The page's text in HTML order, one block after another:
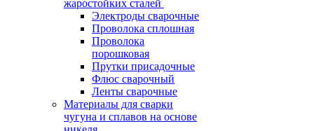
жаростойких сталей
Электроды сварочные
Проволока сплошная
Проволока
порошковая
Прутки присадочные
Флюс сварочный
Ленты сварочные
Материалы для сварки
чугуна и сплавов на основе